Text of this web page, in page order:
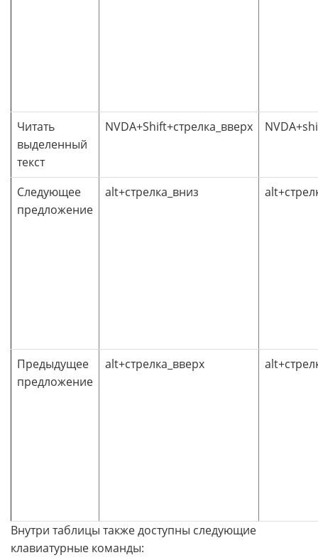
Читать
выделенный
текст
NVDA+Shift+стрелка_вверх
Следующее
предложение
alt+стрелка_вниз
Предыдущее
предложение
alt+стрелка_вверх
Внутри таблицы также доступны следующие
клавиатурные команды: